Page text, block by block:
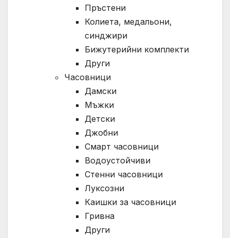
Пръстени
Колиета, медальони,
синджири
Бижутерийни комплекти
Други
Часовници
Дамски
Мъжки
Детски
Джобни
Смарт часовници
Водоустойчиви
Стенни часовници
Луксозни
Каишки за часовници
Гривна
Други